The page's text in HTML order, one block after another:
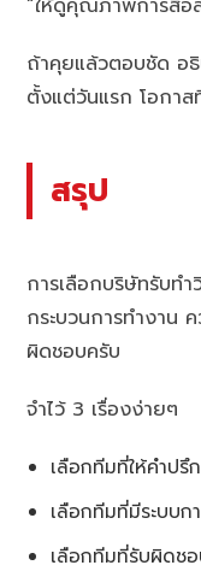
“ให้ดูคุณภาพการสื่อ
ถ้าคุยแล้วตอบชัด อธิ
ตั้งแต่วันแรก โอกา
สรุป
การเลือกบริษัทรับท
กระบวนการทำงาน
ผิดชอบครับ
จำไว้ 3 เรื่องง่ายๆ
เลือกทีมที่ให้คำปรึ
เลือกทีมที่มีระบบก
เลือกทีมที่รับผิดช